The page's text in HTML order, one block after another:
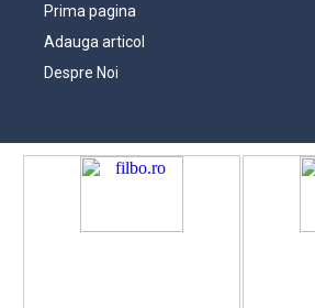
Prima pagina
Adauga articol
Despre Noi